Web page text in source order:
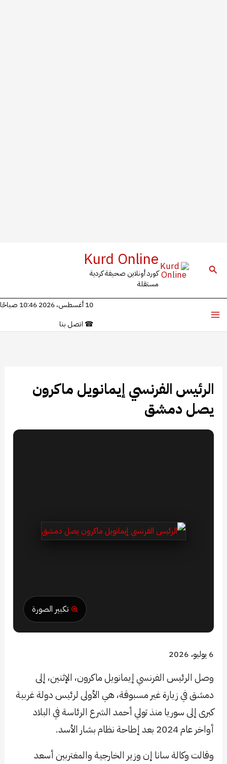
البحث Kurd Online
كورد أونلاين صحيفة كردية
مستقلة
10 أغسطس، 2026 10:46 صباحًا
☎ اتصل بنا
الرئيس الفرنسي إيمانويل ماكرون
يصل دمشق
تكبير الصورة
6 يوليو، 2026
وصل الرئيس الفرنسي إيمانويل ماكرون، الإثنين، إلى
دمشق في زيارة غير مسبوقة، هي الأولى لرئيس دولة غربية
كبرى إلى سوريا منذ تولي أحمد الشرع الرئاسة في البلاد
أواخر عام 2024 بعد إطاحة نظام بشار الأسد.
وقالت وكالة سانا إن وزير الخارجية والمغتربين أسعد